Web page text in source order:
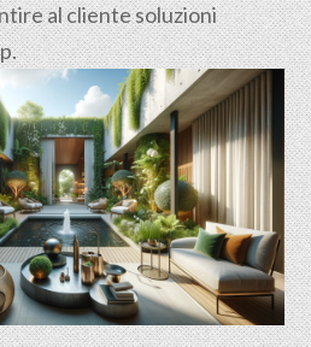
al cliente soluzioni